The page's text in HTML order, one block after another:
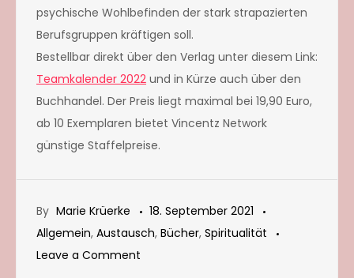
psychische Wohlbefinden der stark strapazierten
Berufsgruppen kräftigen soll.
Bestellbar direkt über den Verlag unter diesem Link:
Teamkalender 2022 und in Kürze auch über den
Buchhandel. Der Preis liegt maximal bei 19,90 Euro,
ab 10 Exemplaren bietet Vincentz Network
günstige Staffelpreise.
By Marie Krüerke
18. September 2021
Allgemein, Austausch, Bücher, Spiritualität
Leave a Comment